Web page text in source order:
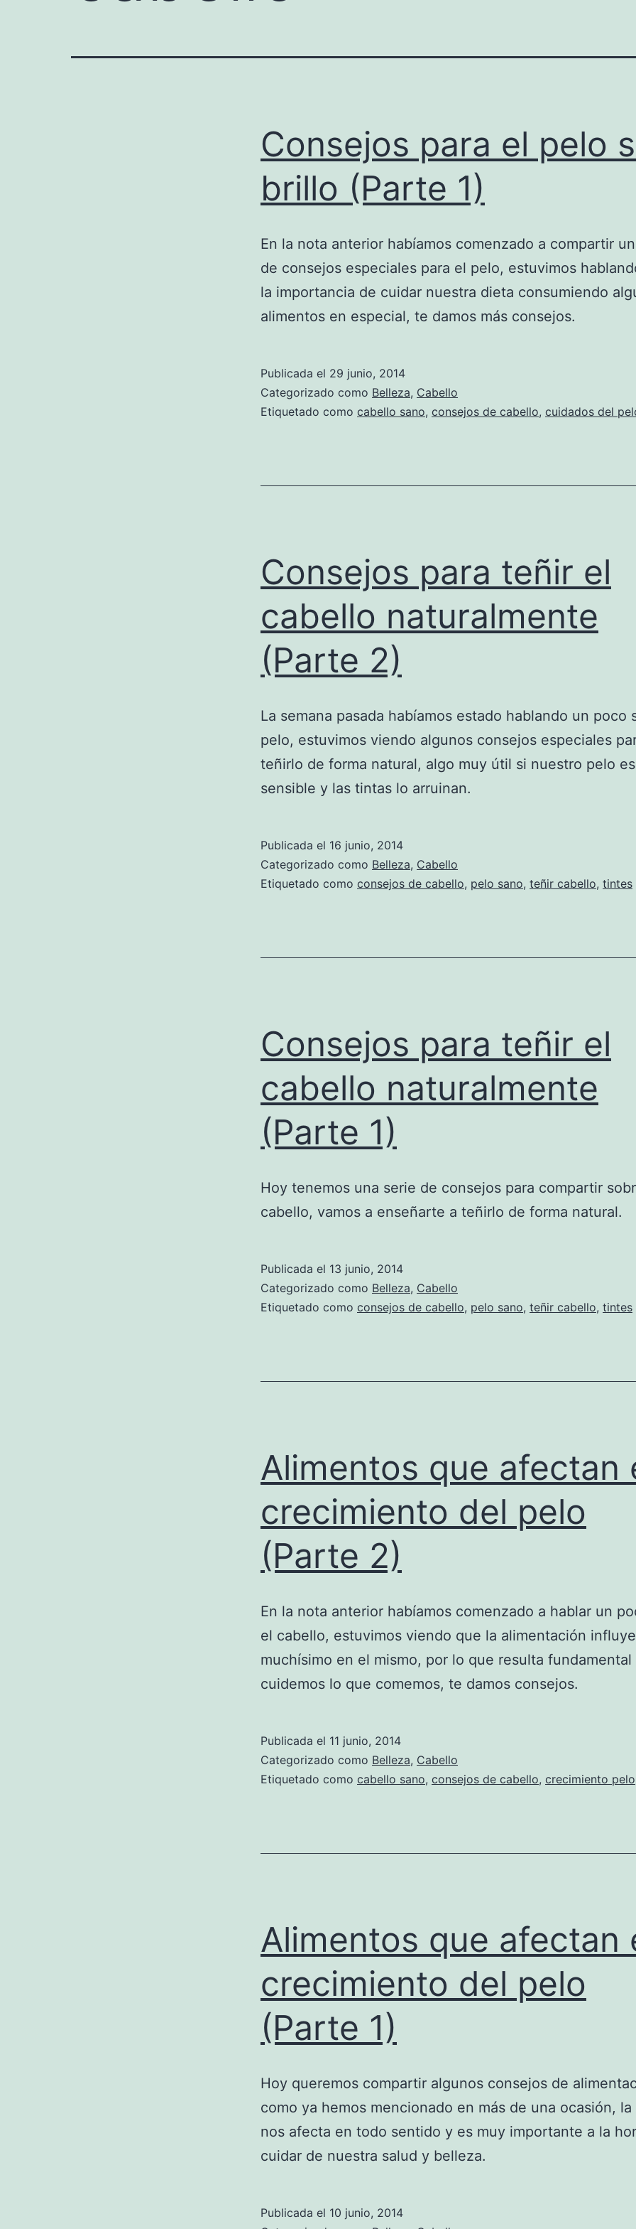
Consejos para el pelo
brillo (Parte 1)
En la nota anterior habíamos comenzado a compartir
de consejos especiales para el pelo, estuvimos
la importancia de cuidar nuestra dieta consumiendo
alimentos en especial, te damos más consejos.
Publicada el 29 junio, 2014
Categorizado como Belleza, Cabello
Etiquetado como cabello sano, consejos de cabello, cuidados del
Consejos para teñir el
cabello naturalmente
(Parte 2)
La semana pasada habíamos estado hablando un poco
pelo, estuvimos viendo algunos consejos especiales
teñirlo de forma natural, algo muy útil si nuestro pelo es
sensible y las tintas lo arruinan.
Publicada el 16 junio, 2014
Categorizado como Belleza, Cabello
Etiquetado como consejos de cabello, pelo sano, teñir cabello, tintes
Consejos para teñir el
cabello naturalmente
(Parte 1)
Hoy tenemos una serie de consejos para compartir
cabello, vamos a enseñarte a teñirlo de forma natural.
Publicada el 13 junio, 2014
Categorizado como Belleza, Cabello
Etiquetado como consejos de cabello, pelo sano, teñir cabello, tintes
Alimentos que afectan
crecimiento del pelo
(Parte 2)
En la nota anterior habíamos comenzado a hablar un
el cabello, estuvimos viendo que la alimentación influye
muchísimo en el mismo, por lo que resulta fundamental
cuidemos lo que comemos, te damos consejos.
Publicada el 11 junio, 2014
Categorizado como Belleza, Cabello
Etiquetado como cabello sano, consejos de cabello, crecimiento pelo
Alimentos que afectan
crecimiento del pelo
(Parte 1)
Hoy queremos compartir algunos consejos de
como ya hemos mencionado en más de una ocasión, la
nos afecta en todo sentido y es muy importante a la
cuidar de nuestra salud y belleza.
Publicada el 10 junio, 2014